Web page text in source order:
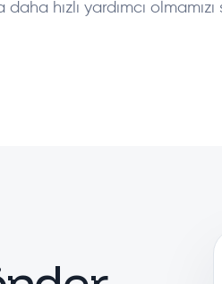
hızlı yardımcı olmamızı